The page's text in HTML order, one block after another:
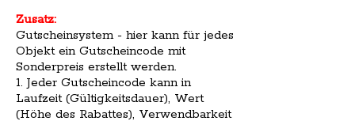
Zusatz:
Gutscheinsystem - hier kann für jedes
Objekt ein Gutscheincode mit
Sonderpreis erstellt werden.
1. Jeder Gutscheincode kann in
Laufzeit (Gültigkeitsdauer), Wert
(Höhe des Rabattes), Verwendbarkeit